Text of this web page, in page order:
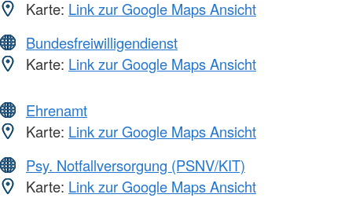
Karte: Link zur Google Maps Ansicht
Bundesfreiwilligendienst
Karte: Link zur Google Maps Ansicht
Ehrenamt
Karte: Link zur Google Maps Ansicht
Psy. Notfallversorgung (PSNV/KIT)
Karte: Link zur Google Maps Ansicht